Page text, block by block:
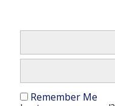
Remember Me